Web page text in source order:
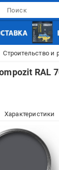
Строительство и
RAL
Характеристики